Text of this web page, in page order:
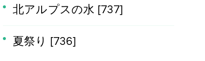
北アルプスの水 [737]
夏祭り [736]